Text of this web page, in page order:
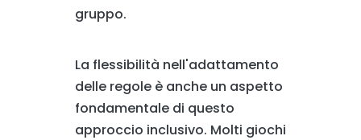
gruppo.
La flessibilità nell'adattamento
delle regole è anche un aspetto
fondamentale di questo
approccio inclusivo. Molti giochi